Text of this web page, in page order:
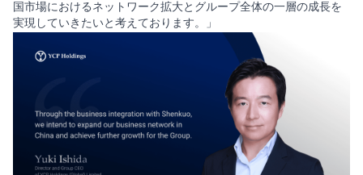
国市場におけるネットワーク拡大とグループ全体の一層の成長を
実現していきたいと考えております。」